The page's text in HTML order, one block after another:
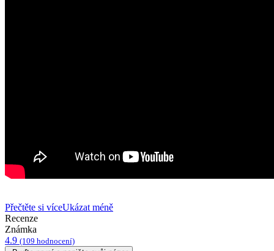
Přečtěte si víceUkázat méně
Recenze
Známka
4.9 (109 hodnocení)